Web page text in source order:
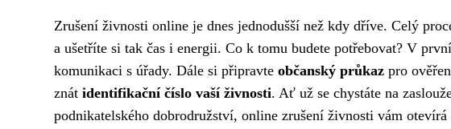
Zrušení živnosti online je dnes jednodušší než kdy dříve. Celý
a ušetříte si tak čas i energii. Co k tomu budete potřebovat? V
komunikaci s úřady. Dále si připravte občanský průkaz pro
znát identifikační číslo vaší živnosti. Ať už se chystáte na
podnikatelského dobrodružství, online zrušení živnosti vám